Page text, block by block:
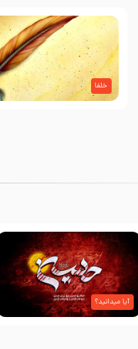
خلفا
30 صفر المظفر
آخـر
آیا میدانید؟